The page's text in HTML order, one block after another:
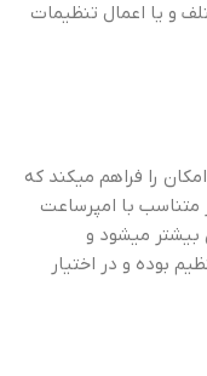
و یا اعمال تنظیمات
را فراهم میکند که
متناسب با امپرساعت
بیشتر میشود و
بوده و در اختیار